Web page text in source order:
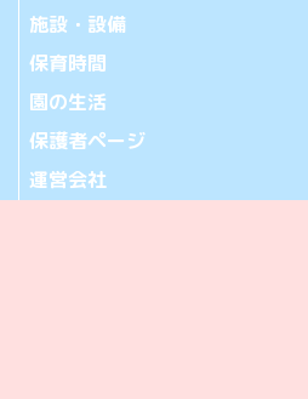
施設・設備
保育時間
園の生活
保護者ページ
運営会社